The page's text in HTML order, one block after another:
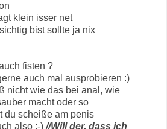
klein isser net
bist sollte ja nix
fisten ?
auch mal ausprobieren :)
nicht wie das bei anal, wie
macht oder so
du scheiße am penis
also ;-) //Will der, dass ich